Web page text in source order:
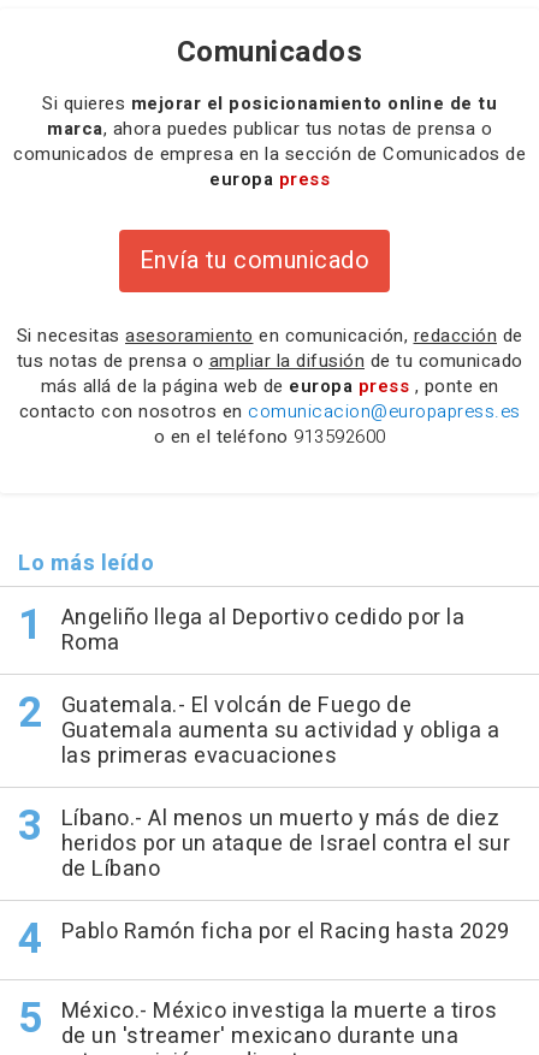
Comunicados
Si quieres mejorar el posicionamiento online de tu
marca, ahora puedes publicar tus notas de prensa o
comunicados de empresa en la sección de Comunicados de
europa press
Envía tu comunicado
Si necesitas asesoramiento en comunicación, redacción de
tus notas de prensa o ampliar la difusión de tu comunicado
más allá de la página web de europa press , ponte en
contacto con nosotros en comunicacion@europapress.es
o en el teléfono 913592600
Lo más leído
Angeliño llega al Deportivo cedido por la
Roma
Guatemala.- El volcán de Fuego de
Guatemala aumenta su actividad y obliga a
las primeras evacuaciones
Líbano.- Al menos un muerto y más de diez
heridos por un ataque de Israel contra el sur
de Líbano
Pablo Ramón ficha por el Racing hasta 2029
México.- México investiga la muerte a tiros
de un 'streamer' mexicano durante una